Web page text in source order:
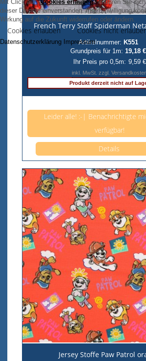
French Terry Stoff Spiderman
Artikelnummer: K551
Grundpreis für 1m: 19,18 €
Ihr Preis pro 0,5m: 9,59 €
inkl. MwSt. zzgl.
Produkt derzeit nicht auf
Leider alle! :-| Benachrichtigte
verfügbar!
Details
Jersey Stoffe Paw Patrol
Mit Click auf"Cookies erlauben"erklären Sie sich
dieser Dienste einverstanden. Ihre Einwilligung
Wirkung auf die Zukunft widerrufen oder ändern.
Cookies erlauben Cookies nicht
Datenschutzerklärung Impressum